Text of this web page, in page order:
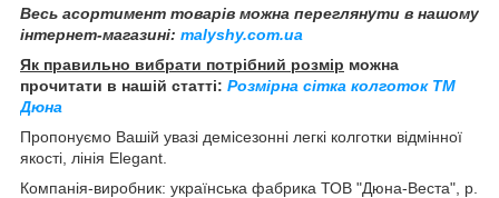
Весь асортимент товарів можна переглянути в нашому
інтернет-магазині: malyshy.com.ua
Як правильно вибрати потрібний розмір можна
прочитати в нашій статті: Розмірна сітка колготок ТМ
Дюна
Пропонуємо Вашій увазі демісезонні легкі колготки відмінної
якості, лінія Elegant.
Компанія-виробник: українська фабрика ТОВ "Дюна-Веста", р.